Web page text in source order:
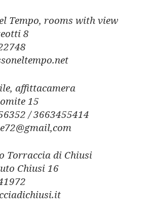
Tempo, rooms with view
8
affittacamera
15
/ 3663455414
Torraccia di Chiusi
Chiusi 16